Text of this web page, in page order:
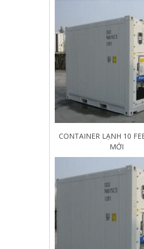
CONTAINER LẠNH 10
CONTAINER LẠNH 10
ĐÃ QUA SỬ